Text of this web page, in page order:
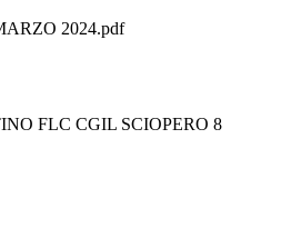
2024.pdf
FLC CGIL SCIOPERO 8